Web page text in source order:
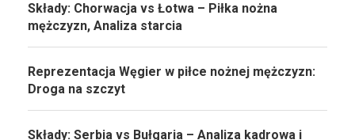
Składy: Chorwacja vs Łotwa – Piłka nożna
mężczyzn, Analiza starcia
Reprezentacja Węgier w piłce nożnej mężczyzn:
Droga na szczyt
Składy: Serbia vs Bułgaria – Analiza kadrowa i